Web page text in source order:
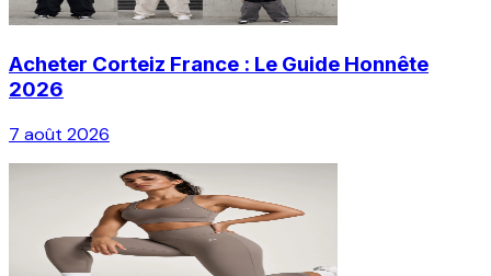
Acheter Corteiz France : Le Guide Honnête
2026
7 août 2026